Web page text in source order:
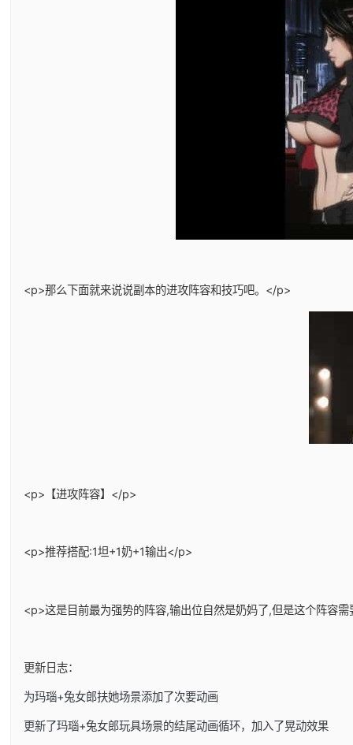
<p>那么下面就来说说副本的进攻阵容和技巧吧。</p>
<p>【进攻阵容】</p>
<p>推荐搭配:1坦+1奶+1输出</p>
<p>这是目前最为强势的阵容,输出位自然是奶妈了,但是这个阵容
更新日志：
为玛瑙+兔女郎扶她场景添加了次要动画
更新了玛瑙+兔女郎玩具场景的结尾动画循环，加入了晃动效果